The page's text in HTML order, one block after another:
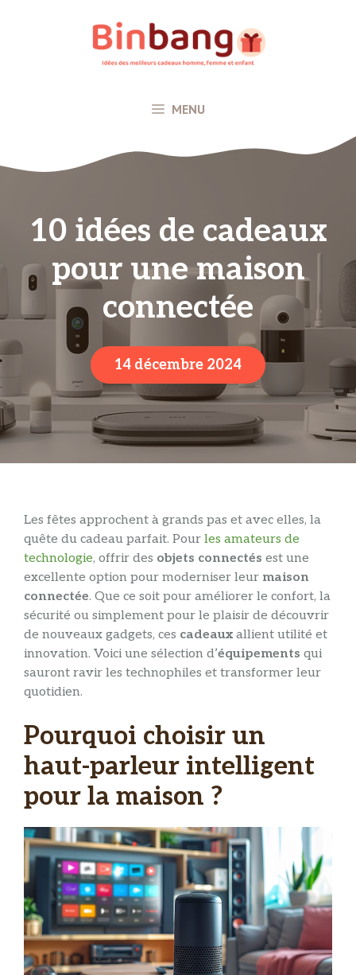
MENU
10 idées de cadeaux
pour une maison
connectée
14 décembre 2024
Les fêtes approchent à grands pas et avec elles, la
quête du cadeau parfait. Pour les amateurs de
technologie, offrir des objets connectés est une
excellente option pour moderniser leur maison
connectée. Que ce soit pour améliorer le confort, la
sécurité ou simplement pour le plaisir de découvrir
de nouveaux gadgets, ces cadeaux allient utilité et
innovation. Voici une sélection d’équipements qui
sauront ravir les technophiles et transformer leur
quotidien.
Pourquoi choisir un
haut-parleur intelligent
pour la maison ?